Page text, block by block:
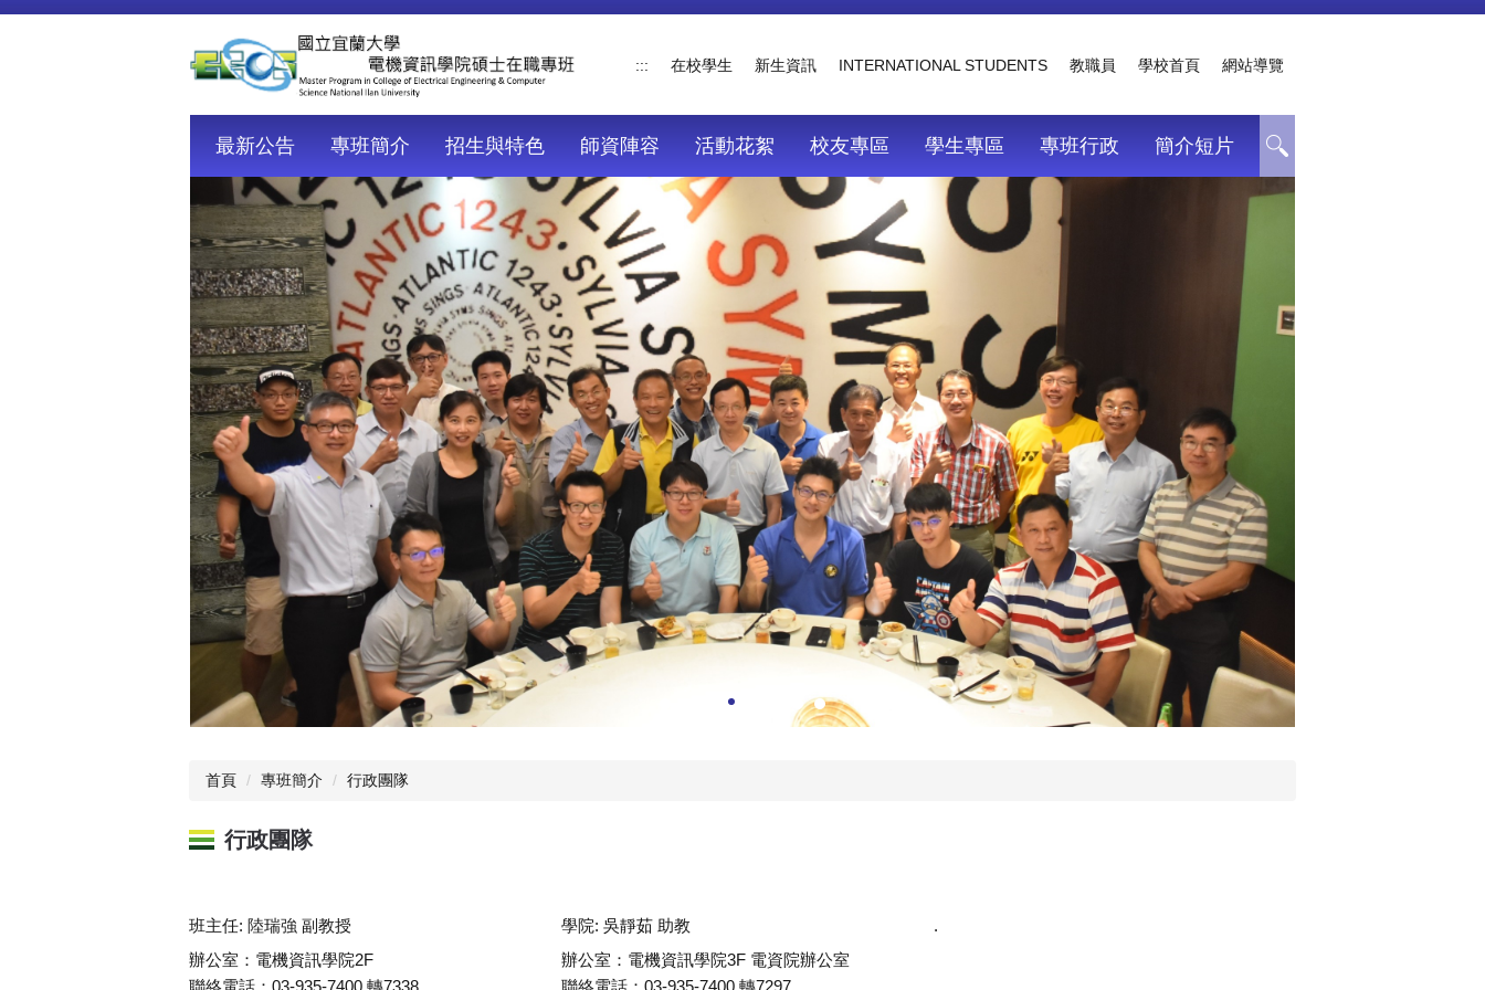
跳
::: 在校學生 新生資訊 INTERNATIONAL STUDENTS 教職員 學校首頁 網站導覽
最新公告 專班簡介 招生與特色 師資陣容 活動花絮 校友專區 學生專區 專班行政 簡介短片
首頁 專班簡介 行政團隊
行政團隊
班主任: 陸瑞強 副教授
辦公室：電機資訊學院2F
聯絡電話：03-935-7400 轉7338
學院: 吳靜茹 助教
辦公室：電機資訊學院3F 電資院辦公室
聯絡電話：03-935-7400 轉7297
.